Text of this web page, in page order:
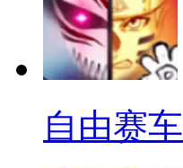
自由赛车